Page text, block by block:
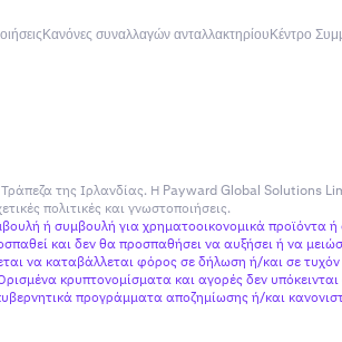
Κανόνες συναλλαγών ανταλλακτηρίουΚέντρο
της Ιρλανδίας. Η Payward Global Solutions
πολιτικές και γνωστοποιήσεις.
ή συμβουλή για χρηματοοικονομικά
και δεν θα προσπαθήσει να αυξήσει ή να
να καταβάλλεται φόρος σε δήλωση ή/και σε
κρυπτονομίσματα και αγορές δεν
προγράμματα αποζημίωσης ή/και